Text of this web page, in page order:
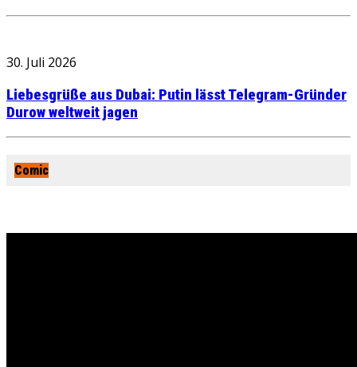
30. Juli 2026
Liebesgrüße aus Dubai: Putin lässt Telegram-Gründer
Durow weltweit jagen
Comic